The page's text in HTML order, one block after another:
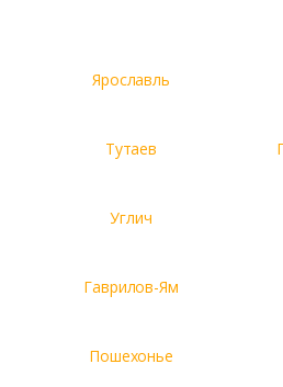
Ярославль
Тутаев
Углич
Гаврилов-Ям
Пошехонье